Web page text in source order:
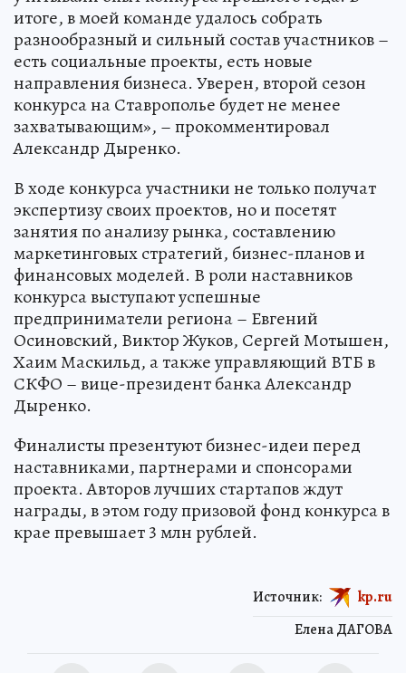
итоге, в моей команде удалось собрать
разнообразный и сильный состав участников –
есть социальные проекты, есть новые
направления бизнеса. Уверен, второй сезон
конкурса на Ставрополье будет не менее
захватывающим», – прокомментировал
Александр Дыренко.
В ходе конкурса участники не только получат
экспертизу своих проектов, но и посетят
занятия по анализу рынка, составлению
маркетинговых стратегий, бизнес-планов и
финансовых моделей. В роли наставников
конкурса выступают успешные
предприниматели региона – Евгений
Осиновский, Виктор Жуков, Сергей Мотышен,
Хаим Маскильд, а также управляющий ВТБ в
СКФО – вице-президент банка Александр
Дыренко.
Финалисты презентуют бизнес-идеи перед
наставниками, партнерами и спонсорами
проекта. Авторов лучших стартапов ждут
награды, в этом году призовой фонд конкурса в
крае превышает 3 млн рублей.
Елена ДАГОВА
Источник: kp.ru